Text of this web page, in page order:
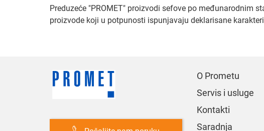
Preduzeće "PROMET" proizvodi sefove po međunarodnim
proizvode koji u potpunosti ispunjavaju deklarisane
O Prometu
Servis i usluge
Kontakti
Saradnja